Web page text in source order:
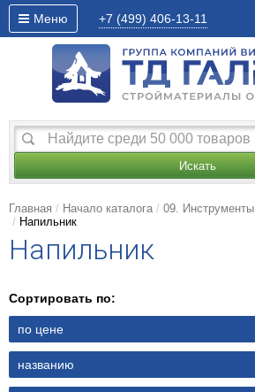
Меню +7 (499) 406-13-11
Искать
Главная Начало каталога 09. Инструменты
Напильник
Напильник
Сортировать по:
по цене
названию